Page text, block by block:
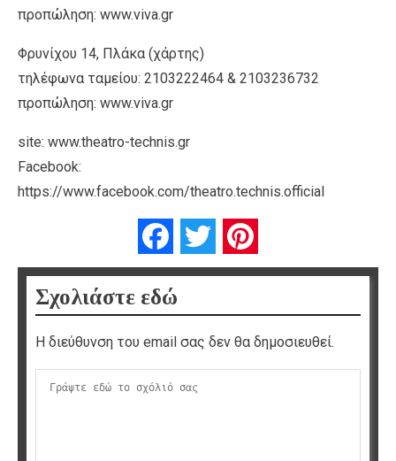
προπώληση: www.viva.gr
Φρυνίχου 14, Πλάκα (χάρτης)
τηλέφωνα ταμείου: 2103222464 & 2103236732
προπώληση: www.viva.gr
site: www.theatro-technis.gr
Facebook:
https://www.facebook.com/theatro.technis.official
FacebookTwitter
Σχολιάστε εδώ
Η διεύθυνση του email σας δεν θα δημοσιευθεί.